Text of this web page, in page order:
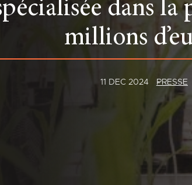
dans la
millions
11 DEC 2024 PRESSE